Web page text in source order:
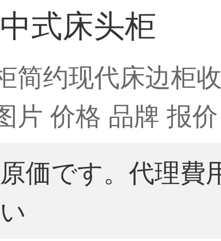
式床头柜
简约现代床边柜
片 价格 品牌 报
価です。代理費